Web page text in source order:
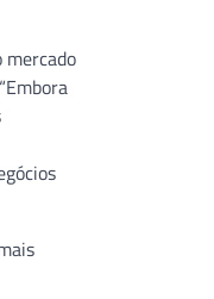
mercado